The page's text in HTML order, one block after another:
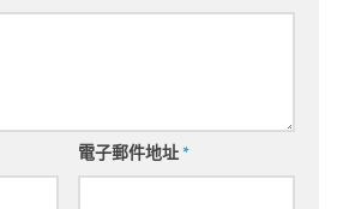
電子郵件地址*